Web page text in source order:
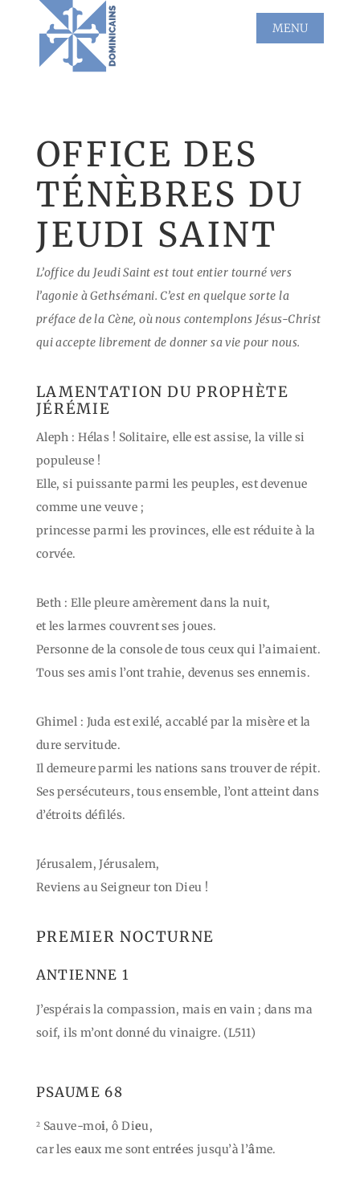
OFFICE DES
TÉNÈBRES DU
JEUDI SAINT
L’office du Jeudi Saint est tout entier tourné vers
l’agonie à Gethsémani. C’est en quelque sorte la
préface de la Cène, où nous contemplons Jésus-Christ
qui accepte librement de donner sa vie pour nous.
LAMENTATION DU PROPHÈTE
JÉRÉMIE
Aleph : Hélas ! Solitaire, elle est assise, la ville si
populeuse !
Elle, si puissante parmi les peuples, est devenue
comme une veuve ;
princesse parmi les provinces, elle est réduite à la
corvée.
Beth : Elle pleure amèrement dans la nuit,
et les larmes couvrent ses joues.
Personne de la console de tous ceux qui l’aimaient.
Tous ses amis l’ont trahie, devenus ses ennemis.
Ghimel : Juda est exilé, accablé par la misère et la
dure servitude.
Il demeure parmi les nations sans trouver de répit.
Ses persécuteurs, tous ensemble, l’ont atteint dans
d’étroits défilés.
Jérusalem, Jérusalem,
Reviens au Seigneur ton Dieu !
PREMIER NOCTURNE
ANTIENNE 1
J’espérais la compassion, mais en vain ; dans ma
soif, ils m’ont donné du vinaigre. (L511)
PSAUME 68
2 Sauve-moi, ô Dieu,
car les eaux me sont entrées jusqu’à l’âme.